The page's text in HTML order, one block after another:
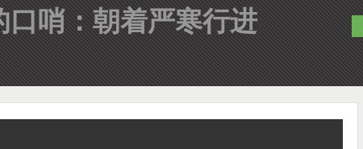
口哨：朝着严寒行进